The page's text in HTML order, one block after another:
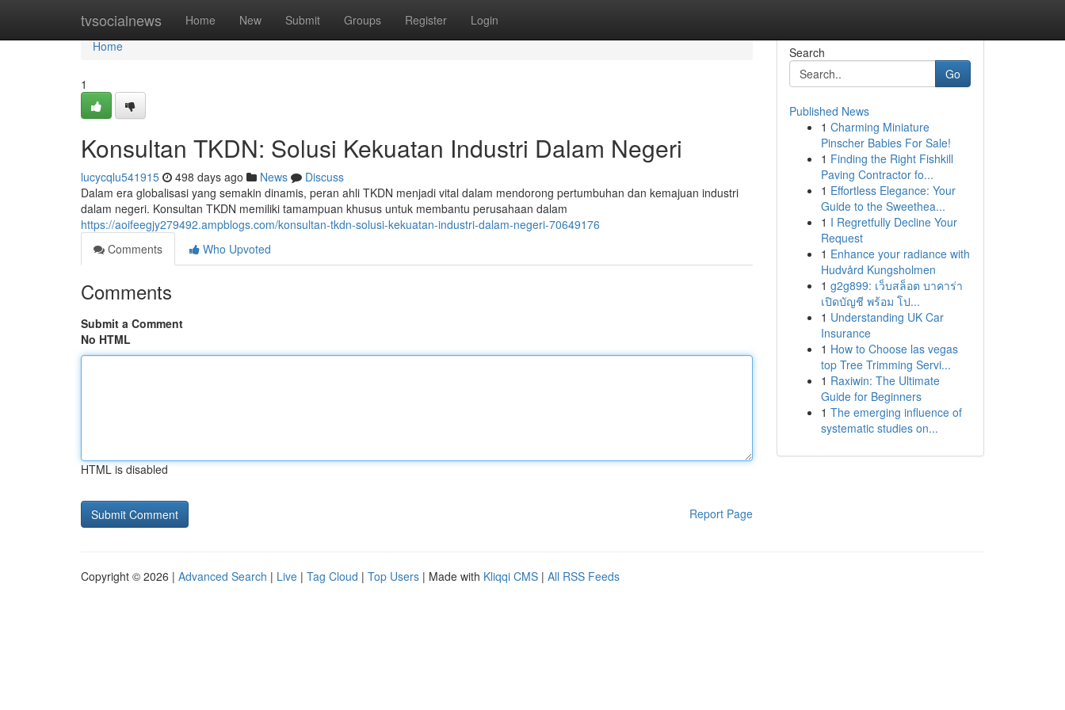
tvsocialnews Home New Submit Groups Register Login
Home
Home
1
Konsultan TKDN: Solusi Kekuatan Industri Dalam Negeri
lucycqlu541915 498 days ago News
Discuss
Dalam era globalisasi yang semakin dinamis, peran ahli TKDN menjadi vital dalam mendorong pertumbuhan dan kemajuan industri
dalam negeri. Konsultan TKDN memiliki tamampuan khusus untuk membantu perusahaan dalam
https://aoifeegjy279492.ampblogs.com/konsultan-tkdn-solusi-kekuatan-industri-dalam-negeri-70649176
Comments
Who Upvoted
Comments
Submit a Comment
No HTML
HTML is disabled
Report Page
Search
Go
Published News
1 Charming Miniature
Pinscher Babies For Sale!
1 Finding the Right Fishkill
Paving Contractor fo...
1 Effortless Elegance: Your
Guide to the Sweethea...
1 I Regretfully Decline Your
Request
1 Enhance your radiance with
Hudvård Kungsholmen
1 g2g899: เว็บสล็อต บาคาร่า
เปิดบัญชี พร้อม โป...
1 Understanding UK Car
Insurance
1 How to Choose las vegas
top Tree Trimming Servi...
1 Raxiwin: The Ultimate
Guide for Beginners
1 The emerging influence of
systematic studies on...
Copyright © 2026 | Advanced Search | Live | Tag Cloud | Top Users | Made with Kliqqi CMS | All RSS Feeds